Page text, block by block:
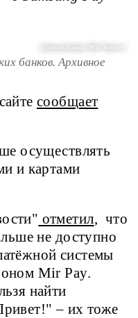
@ Максим Блинов / РИА "Новости"
банков. Архивное
сообщает
осуществлять
и картами
отметил, что
не доступно
системы
Mir Pay.
найти
– их тоже